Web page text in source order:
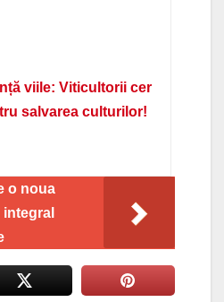
viile: Viticultorii cer
salvarea culturilor!
o noua